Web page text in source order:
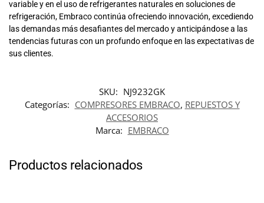
variable y en el uso de refrigerantes naturales en soluciones de
refrigeración, Embraco continúa ofreciendo innovación, excediendo
las demandas más desafiantes del mercado y anticipándose a las
tendencias futuras con un profundo enfoque en las expectativas de
sus clientes.
SKU: NJ9232GK
Categorías: COMPRESORES EMBRACO, REPUESTOS Y
ACCESORIOS
Marca: EMBRACO
Productos relacionados